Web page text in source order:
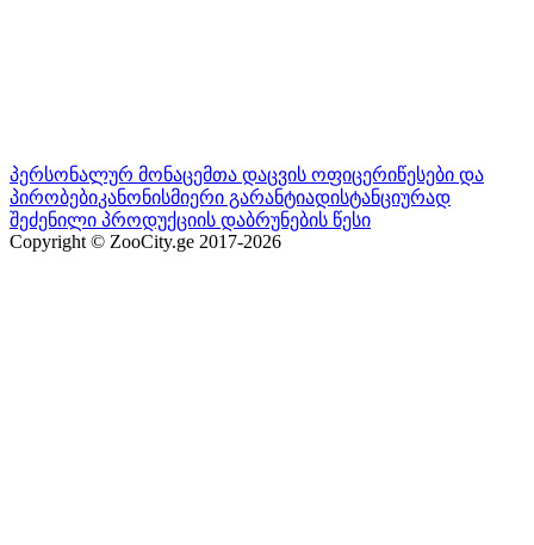
პერსონალურ მონაცემთა დაცვის ოფიცერიწესები და
პირობებიკანონისმიერი გარანტიადისტანციურად
შეძენილი პროდუქციის დაბრუნების წესი
Copyright © ZooCity.ge 2017-2026